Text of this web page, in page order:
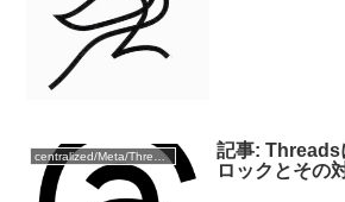
centralized/Meta/Threads
記事: Threads
ロックとその